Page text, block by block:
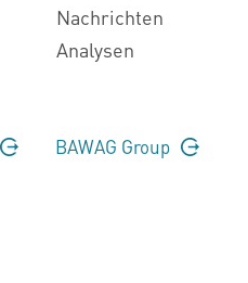
Nachrichten
Analysen
BAWAG Group